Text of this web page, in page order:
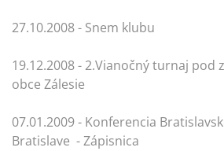
27.10.2008 - Snem klubu
19.12.2008 - 2.Vianočný turnaj
obce Zálesie
07.01.2009 - Konferencia
Bratislave - Zápisnica